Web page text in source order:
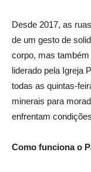
Desde 2017, as
de um gesto de
corpo, mas
liderado pela Igreja
todas as quintas-
minerais para
enfrentam
Como funciona o